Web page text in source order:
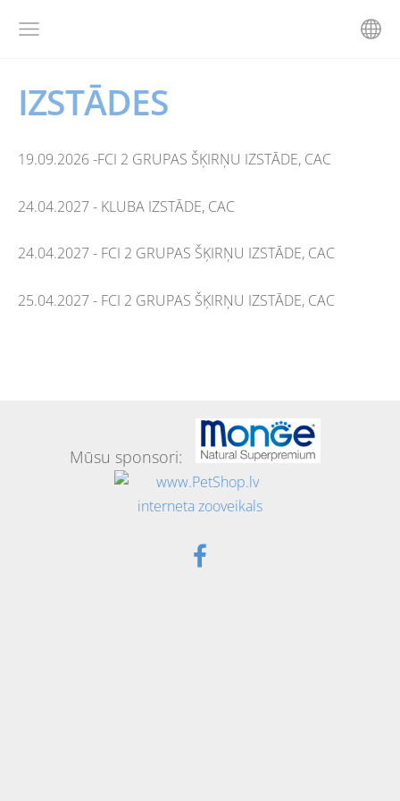
IZSTĀDES
19.09.2026 -FCI 2 GRUPAS ŠĶIRŅU IZSTĀDE, CAC
24.04.2027 - KLUBA IZSTĀDE, CAC
24.04.2027 - FCI 2 GRUPAS ŠĶIRŅU IZSTĀDE, CAC
25.04.2027 - FCI 2 GRUPAS ŠĶIRŅU IZSTĀDE, CAC
Mūsu sponsori: